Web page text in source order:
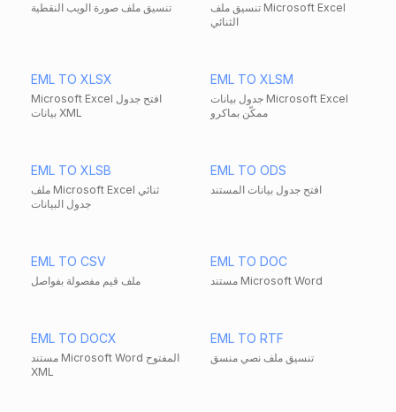
تنسيق ملف صورة الويب النقطية
تنسيق ملف Microsoft Excel
الثنائي
EML TO XLSX
Microsoft Excel افتح جدول
بيانات XML
EML TO XLSM
جدول بيانات Microsoft Excel
ممكّن بماكرو
EML TO XLSB
ملف Microsoft Excel ثنائي
جدول البيانات
EML TO ODS
افتح جدول بيانات المستند
EML TO CSV
ملف قيم مفصولة بفواصل
EML TO DOC
مستند Microsoft Word
EML TO DOCX
مستند Microsoft Word المفتوح
XML
EML TO RTF
تنسيق ملف نصي منسق